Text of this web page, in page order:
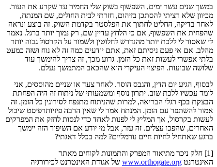
במשך שנים עשר ימים, השפשוף בשוק שלי החמיר עד שקרע את העור.
מכיוון שלא רציתי להסתכן בזיהום, חזרתי לבית החולים, שם המנתח,
לאחר בדיקה, החליט לחתוך את הפלסטר בקדמת השוק. זה בוצע ונראה
שהפחית את השפשוף, אם כי הלחץ עדיין שם, רק נמוך יותר ברגל. נאמר
לי שאסור לי ללכת יותר מהנדרש לחלוטין ולשמור על הקרסול גבוה יותר
מהלב. אם אי פעם ניסיתם זאת, אתם יודעים כמה זה לא נוח ושזה כמעט
בלתי אפשרי לעשות זאת כל הזמן. גרוע מכך, זה צריך להימשך עוד
שלושה שבועות. הפיצוי העיקרי הוא שהכאב המתמשך נעלם.
לבסוף, הגיע יום הדין, והגבס הוסר. לאחר צעד או שניים מהוססים, אני
לומד עכשיו ללכת שוב. יתרון נוסף ומשמעותי של ניתוח זה היה הפחתת
הבצקת בכף רגלי הבריאה, למרות שהניתוח מתנפח לסירוגין כל הזמן. זה
אמור להשתפר עם הזמן. המנתח אמר לי שאין הרבה פיזיותרפיסט שיכול
לעשות בקרסול, אך המליץ ​​לי לפנות לאחד כדי לנסות לחזק את המפרקים
האחרים, שהפכו עצלים. זה עזר, אבל מי יודע אם השיפור הזה יימשך
ברגע שאתחיל לחיות חיים נורמליים? למה בכלל דאגתי?
[1] חלק ניכר מתיאור המפרק והתמונות לקוחים מאתר
האינטרנט www.orthogate.org של אגודת האינטרנט לכירורגיה